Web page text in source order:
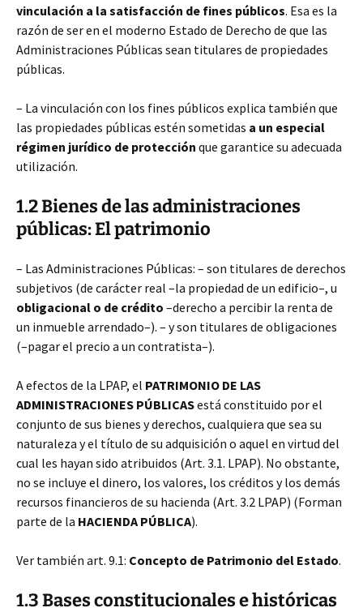
vinculación a la satisfacción de fines públicos. Esa es la
razón de ser en el moderno Estado de Derecho de que las
Administraciones Públicas sean titulares de propiedades
públicas.
– La vinculación con los fines públicos explica también que
las propiedades públicas estén sometidas a un especial
régimen jurídico de protección que garantice su adecuada
utilización.
1.2 Bienes de las administraciones
públicas: El patrimonio
– Las Administraciones Públicas: – son titulares de derechos
subjetivos (de carácter real –la propiedad de un edificio–, u
obligacional o de crédito –derecho a percibir la renta de
un inmueble arrendado–). – y son titulares de obligaciones
(–pagar el precio a un contratista–).
A efectos de la LPAP, el PATRIMONIO DE LAS
ADMINISTRACIONES PÚBLICASestá constituido por el
conjunto de sus bienes y derechos, cualquiera que sea su
naturaleza y el título de su adquisición o aquel en virtud del
cual les hayan sido atribuidos (Art. 3.1. LPAP). No obstante,
no se incluye el dinero, los valores, los créditos y los demás
recursos financieros de su hacienda (Art. 3.2 LPAP) (Forman
parte de la HACIENDA PÚBLICA).
Ver también art. 9.1: Concepto de Patrimonio del Estado.
1.3 Bases constitucionales e históricas